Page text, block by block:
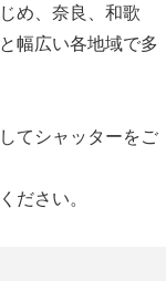
め、奈良、和歌
幅広い各地域で多
てシャッターをご
ださい。